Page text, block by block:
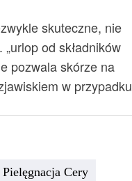
skuteczne, nie
od składników
pozwala skórze na
w przypadku
Cery